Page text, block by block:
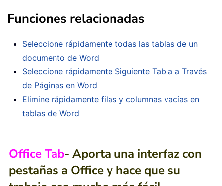
Funciones relacionadas
Seleccione rápidamente todas las tablas de un
documento de Word
Seleccione rápidamente Siguiente Tabla a Través
de Páginas en Word
Elimine rápidamente filas y columnas vacías en
tablas de Word
Office Tab- Aporta una interfaz con
pestañas a Office y hace que su